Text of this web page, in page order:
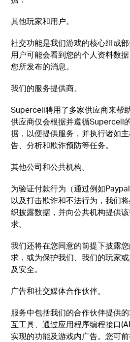
其他玩家和用户。
社交功能是我们游戏的核心组成
用户可能会看到您的个人资料数
您所发布的消息。
我们的服务提供商。
Supercell聘用了多家供应商来帮
供应商仅会根据并遵循Supercell
据，以便提供服务，并执行诸如
告、分析和欺诈预防等任务。
其他公司和公共机构。
为验证付款行为（通过例如
以及打击欺诈和不法行为，我们
织披露数据，并向公共机构提供
求。
我们还将在您同意的前提下披露
求，或为保护我们、我们的玩家
及安全。
广告和社交媒体合作伙伴。
服务中包括我们的合作伙伴提供
互工具、通过应用程序编程接口
实现的功能及游戏内广告。您可